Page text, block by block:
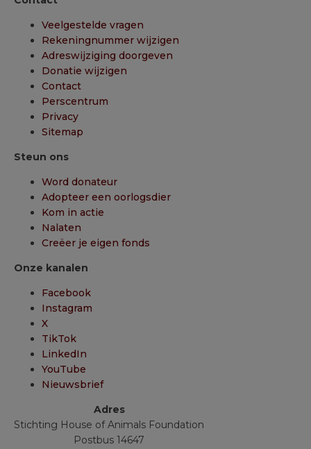
Veelgestelde vragen
Rekeningnummer wijzigen
Adreswijziging doorgeven
Donatie wijzigen
Contact
Perscentrum
Privacy
Sitemap
Steun ons
Word donateur
Adopteer een oorlogsdier
Kom in actie
Nalaten
Creëer je eigen fonds
Onze kanalen
Facebook
Instagram
X
TikTok
LinkedIn
YouTube
Nieuwsbrief
Adres
Stichting House of Animals Foundation
Postbus 14647